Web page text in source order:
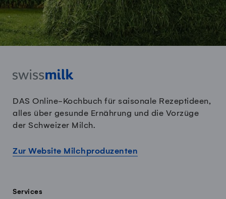
DAS Online-Kochbuch für saisonale Rezeptideen,
alles über gesunde Ernährung und die Vorzüge
der Schweizer Milch.
Zur Website Milchproduzenten
Services